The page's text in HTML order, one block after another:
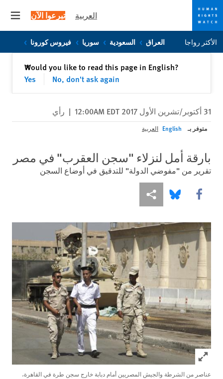
Skip
to
Skip
to
العربية تبرعوا الآن
الأكثر رواجا العراق السعودية سوريا فيروس كورونا
Would you like to read this page in English?
Yes
No, don't ask again
✕إغلاق
31 أكتوبر/تشرين الأول 2017 12:00AM EDT | رأي
متوفر بـ English العربية
بارقة أمل لنزلاء "سجن العقرب" في مصر
تقرير من "مفوضي الدولة" للتدقيق في أوضاع السجن
Share this via Facebook
Share this via Bluesky
Share this via مشاركة
Click to expand Image
عناصر من الشرطة والجيش المصريين أمام دبابة خارج سجن طرة في القاهرة،